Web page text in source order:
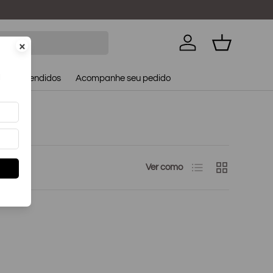
×
Cesta
Mais Vendidos Acompanhe seu pedido
Ver como Lista Gride